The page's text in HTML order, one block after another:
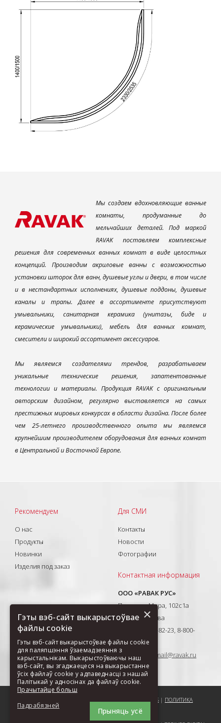
Мы создаем вдохновляющие ванные
комнаты, продуманные до
мельчайших деталей. Под маркой
RAVAK поставляем комплексные
решения для современных ванных комнат в виде целостных
концепций. Производим акриловые ванны с возможностью
установки шторок для ванн, душевые углы и двери, в том числе
и в нестандартных исполнениях, душевые поддоны, душевые
каналы и трапы. Далее в ассортименте присутствуют
умывальники, санитарная керамика (унитазы, биде и
керамические умывальники), мебель для ванных комнат,
смесители и широкий ассортимент аксессуаров.
Мы являемся создателями трендов, разрабатываем
уникальные технические решения, запатентованные
технологии и материалы. Продукция RAVAK с оригинальным
авторским дизайном, регулярно выставляется на самых
престижных мировых конкурсах в области дизайна. После более
чем 25-летнего производственного опыта мы являемся
крупнейшим производителем оборудования для ванных комнат
в Центральной и Восточной Европе.
Рекомендуем
О нас
Продукты
Новинки
Изделия под заказ
Для СМИ
Контакты
Новости
Фотографии
Контактная информация
ООО «РАВАК РУС»
Проспект Мира, 102с1а
129626, Москва
T: +7(495) 710-82-23, 8-800-
333-41-51
E-mail:ravak-mail@ravak.ru
COOKIES | ПОЛИТИКА
ОБРАБОТКИ ДАННЫХ ООО РАВАК РУС
×
Гэты вэб-сайт выкарыстоўвае
файлы cookie
Гэты вэб-сайт выкарыстоўвае файлы cookie
для паляпшэння ўзаемадзеяння з
карыстальнікам. Выкарыстоўваючы наш
вэб-сайт, вы згаджаецеся на выкарыстанне
ўсіх файлаў cookie у адпаведнасці з нашай
Палітыкай у адносінах да файлаў cookie.
Прачытайце больш
Прыняць усё
Падрабязней